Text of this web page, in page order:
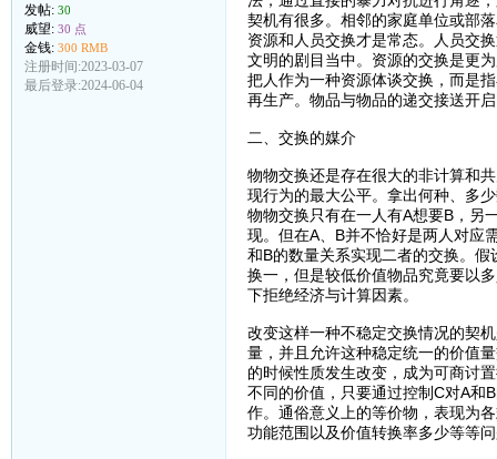
发帖: 30
威望: 30 点
金钱: 300 RMB
注册时间:2023-03-07
最后登录:2024-06-04
契机有很多。相邻的家庭单位或部
资源和人员交换才是常态。人员交
文明的剧目当中。资源的交换是更
把人作为一种资源体谈交换，而是
再生产。物品与物品的递交接送开
二、交换的媒介
物物交换还是存在很大的非计算和
现行为的最大公平。拿出何种、多
物物交换只有在一人有A想要B，另
现。但在A、B并不恰好是两人对应
和B的数量关系实现二者的交换。
换一，但是较低价值物品究竟要以
下拒绝经济与计算因素。
改变这样一种不稳定交换情况的契
量，并且允许这种稳定统一的价值
的时候性质发生改变，成为可商讨
不同的价值，只要通过控制C对A和
作。通俗意义上的等价物，表现为
功能范围以及价值转换率多少等等